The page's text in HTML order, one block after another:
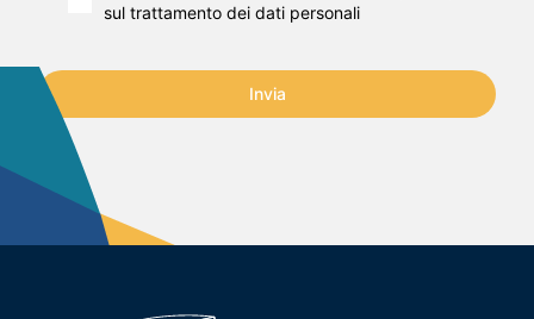
sul trattamento dei dati personali
Invia